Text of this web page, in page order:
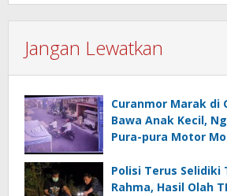
Jangan Lewatkan
Curanmor Marak di
Bawa Anak Kecil,
Pura-pura Motor
Polisi Terus Selidiki
Rahma, Hasil Olah